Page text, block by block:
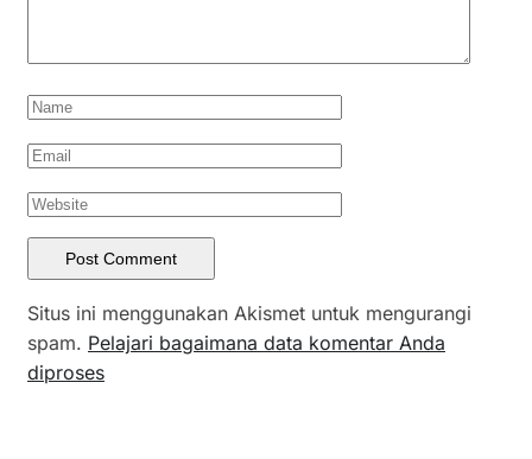
Situs ini menggunakan Akismet untuk mengurangi
spam. Pelajari bagaimana data komentar Anda
diproses